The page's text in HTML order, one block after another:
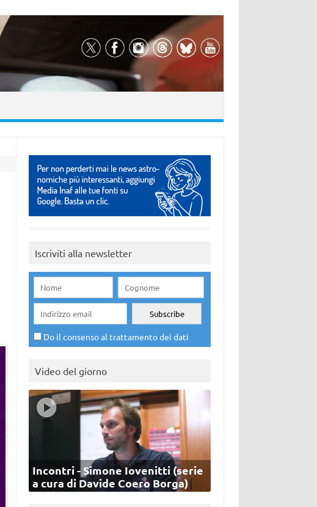
Iscriviti alla newsletter
Do il consenso al trattamento dei dati
Video del giorno
Incontri - Simone Iovenitti (serie
a cura di Davide Coero Borga)